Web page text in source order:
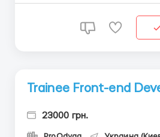
Trainee Front-end
23000 грн.